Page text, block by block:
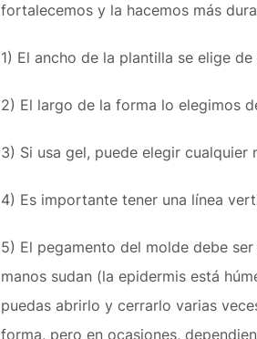
fortalecemos y la hacemos más
1) El ancho de la plantilla se elige
2) El largo de la forma lo elegimos
3) Si usa gel, puede elegir
4) Es importante tener una línea
5) El pegamento del molde debe
manos sudan (la epidermis está
puedas abrirlo y cerrarlo varias
forma, pero en ocasiones,